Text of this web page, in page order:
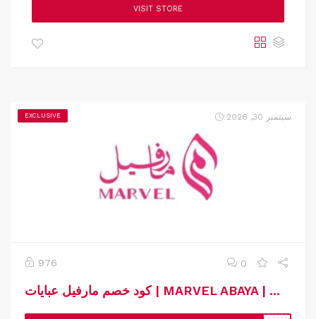
VISIT STORE
EXCLUSIVE سبتمبر 30, 2026
976 0
كود خصم مارفيل عبايات | MARVEL ABAYA | كوبون خصم مارفيل عبايات